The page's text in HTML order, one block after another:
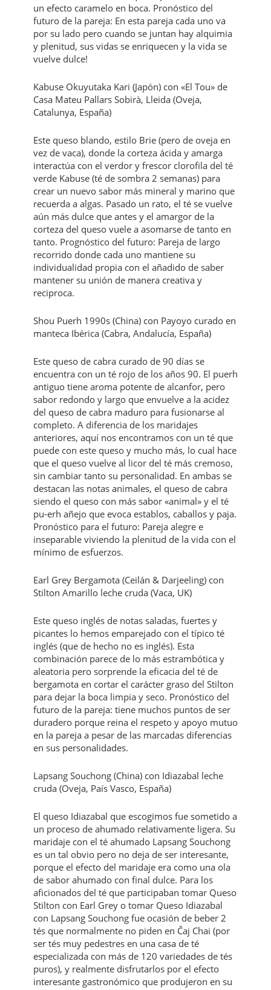
un efecto caramelo en boca. Pronóstico del
futuro de la pareja: En esta pareja cada uno va
por su lado pero cuando se juntan hay alquimia
y plenitud, sus vidas se enriquecen y la vida se
vuelve dulce!
Kabuse Okuyutaka Kari (Japón) con «El Tou» de
Casa Mateu Pallars Sobirà, Lleida (Oveja,
Catalunya, España)
Este queso blando, estilo Brie (pero de oveja en
vez de vaca), donde la corteza ácida y amarga
interactúa con el verdor y frescor clorofila del té
verde Kabuse (té de sombra 2 semanas) para
crear un nuevo sabor más mineral y marino que
recuerda a algas. Pasado un rato, el té se vuelve
aún más dulce que antes y el amargor de la
corteza del queso vuele a asomarse de tanto en
tanto. Prognóstico del futuro: Pareja de largo
recorrido donde cada uno mantiene su
individualidad propia con el añadido de saber
mantener su unión de manera creativa y
reciproca.
Shou Puerh 1990s (China) con Payoyo curado en
manteca Ibérica (Cabra, Andalucía, España)
Este queso de cabra curado de 90 días se
encuentra con un té rojo de los años 90. El puerh
antiguo tiene aroma potente de alcanfor, pero
sabor redondo y largo que envuelve a la acidez
del queso de cabra maduro para fusionarse al
completo. A diferencia de los maridajes
anteriores, aquí nos encontramos con un té que
puede con este queso y mucho más, lo cual hace
que el queso vuelve al licor del té más cremoso,
sin cambiar tanto su personalidad. En ambas se
destacan las notas animales, el queso de cabra
siendo el queso con más sabor «animal» y el té
pu-erh añejo que evoca establos, caballos y paja.
Pronóstico para el futuro: Pareja alegre e
inseparable viviendo la plenitud de la vida con el
mínimo de esfuerzos.
Earl Grey Bergamota (Ceilán & Darjeeling) con
Stilton Amarillo leche cruda (Vaca, UK)
Este queso inglés de notas saladas, fuertes y
picantes lo hemos emparejado con el típico té
inglés (que de hecho no es inglés). Esta
combinación parece de lo más estrambótica y
aleatoria pero sorprende la eficacia del té de
bergamota en cortar el carácter graso del Stilton
para dejar la boca limpia y seco. Pronóstico del
futuro de la pareja: tiene muchos puntos de ser
duradero porque reina el respeto y apoyo mutuo
en la pareja a pesar de las marcadas diferencias
en sus personalidades.
Lapsang Souchong (China) con Idiazabal leche
cruda (Oveja, País Vasco, España)
El queso Idiazabal que escogimos fue sometido a
un proceso de ahumado relativamente ligera. Su
maridaje con el té ahumado Lapsang Souchong
es un tal obvio pero no deja de ser interesante,
porque el efecto del maridaje era como una ola
de sabor ahumado con final dulce. Para los
aficionados del té que participaban tomar Queso
Stilton con Earl Grey o tomar Queso Idiazabal
con Lapsang Souchong fue ocasión de beber 2
tés que normalmente no piden en Čaj Chai (por
ser tés muy pedestres en una casa de té
especializada con más de 120 variedades de tés
puros), y realmente disfrutarlos por el efecto
interesante gastronómico que produjeron en su